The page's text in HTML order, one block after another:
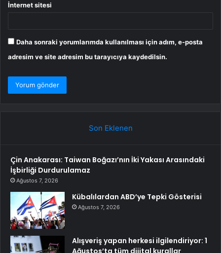
İnternet sitesi
Daha sonraki yorumlarımda kullanılması için adım, e-posta
adresim ve site adresim bu tarayıcıya kaydedilsin.
Son Eklenen
Çin Anakarası: Taiwan Boğazı’nın İki Yakası Arasındaki
İşbirliği Durdurulamaz
Ağustos 7, 2026
Kübalılardan ABD’ye Tepki Gösterisi
Ağustos 7, 2026
Alışveriş yapan herkesi ilgilendiriyor: 1
Ağustos’ta tüm dijital kurallar